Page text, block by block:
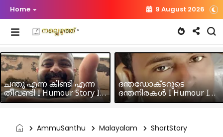
Home 9 August 2026
ചന്തു എന്ന കിണ്ടി എന്ന
തീവണ്ടി I Humour Story I
Rajeev Panicker
ദന്തഡോക്ടറുടെ
ദന്തനിരകൾ I Humour I
Hussain MK
AmmuSanthu Malayalam ShortStory